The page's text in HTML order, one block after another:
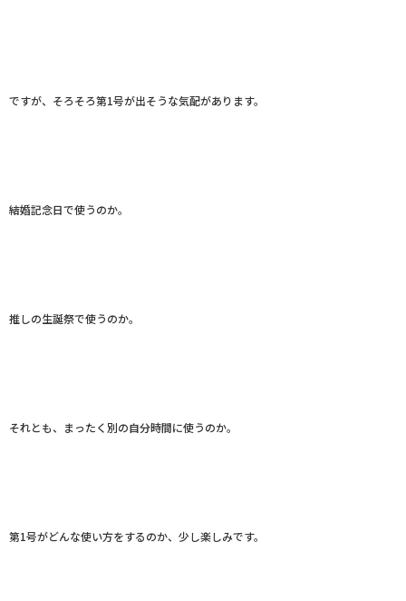
ですが、そろそろ第1号が出そうな気配があります。
結婚記念日で使うのか。
推しの生誕祭で使うのか。
それとも、まったく別の自分時間に使うのか。
第1号がどんな使い方をするのか、少し楽しみです。